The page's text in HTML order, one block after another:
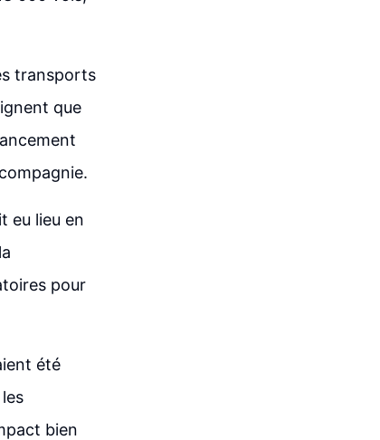
transports
que
eu lieu en
pour
été
bien